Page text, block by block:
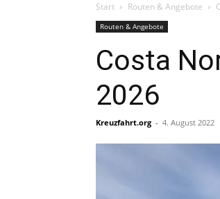
Start Routen & Angebote
Routen & Angebote
Costa
2026
Kreuzfahrt.org - 4. August 2022